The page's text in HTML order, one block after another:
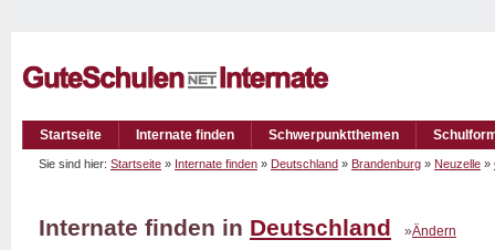
Startseite Internate finden Schwerpunktthemen
Sie sind hier: Startseite » Internate finden » Deutschland » Brandenburg » Neuzelle »
Internate finden in Deutschland »Ändern